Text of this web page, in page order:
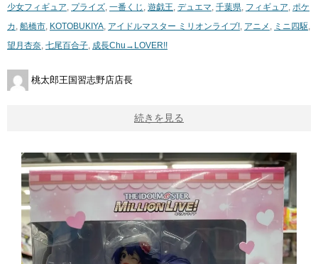
少女フィギュア, プライズ, 一番くじ , 遊戯王, デュエマ, 千葉県, フィギュア, ポケ
カ , 船橋市, KOTOBUKIYA, アイドルマスター ​ミリオンライブ!, アニメ , ミニ四駆,
望月杏奈, 七尾百合子, 成長Chu→LOVER!!
桃太郎王国習志野店店長
続きを見る